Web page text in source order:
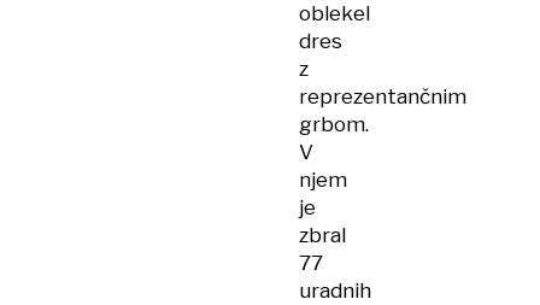
oblekel
dres
z
reprezentančnim
grbom.
V
njem
je
zbral
77
uradnih